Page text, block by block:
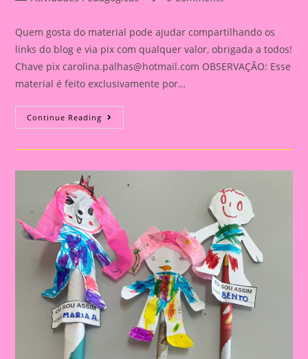
Quem gosta do material pode ajudar compartilhando os
links do blog e via pix com qualquer valor, obrigada a todos!
Chave pixcarolina.palhas@hotmail.com OBSERVAÇÃO: Esse
material é feito exclusivamente por…
Continue Reading Atividade
Eu
Assim